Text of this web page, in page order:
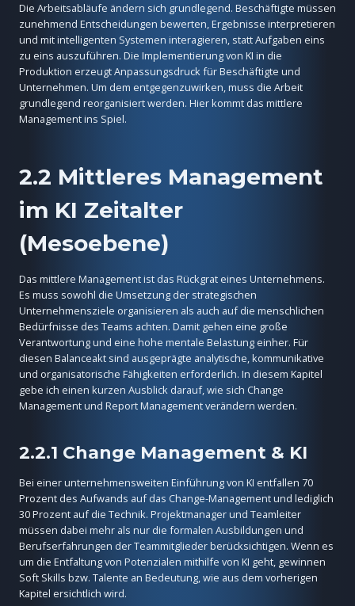
Die Arbeitsabläufe ändern sich grundlegend. Beschäftigte müssen
zunehmend Entscheidungen bewerten, Ergebnisse interpretieren
und mit intelligenten Systemen interagieren, statt Aufgaben eins
zu eins auszuführen. Die Implementierung von KI in die
Produktion erzeugt Anpassungsdruck für Beschäftigte und
Unternehmen. Um dem entgegenzuwirken, muss die Arbeit
grundlegend reorganisiert werden. Hier kommt das mittlere
Management ins Spiel.
2.2 Mittleres Management
im KI Zeitalter
(Mesoebene)
Das mittlere Management ist das Rückgrat eines Unternehmens.
Es muss sowohl die Umsetzung der strategischen
Unternehmensziele organisieren als auch auf die menschlichen
Bedürfnisse des Teams achten. Damit gehen eine große
Verantwortung und eine hohe mentale Belastung einher. Für
diesen Balanceakt sind ausgeprägte analytische, kommunikative
und organisatorische Fähigkeiten erforderlich. In diesem Kapitel
gebe ich einen kurzen Ausblick darauf, wie sich Change
Management und Report Management verändern werden.
2.2.1 Change Management & KI
Bei einer unternehmensweiten Einführung von KI entfallen 70
Prozent des Aufwands auf das Change-Management und lediglich
30 Prozent auf die Technik. Projektmanager und Teamleiter
müssen dabei mehr als nur die formalen Ausbildungen und
Berufserfahrungen der Teammitglieder berücksichtigen. Wenn es
um die Entfaltung von Potenzialen mithilfe von KI geht, gewinnen
Soft Skills bzw. Talente an Bedeutung, wie aus dem vorherigen
Kapitel ersichtlich wird.